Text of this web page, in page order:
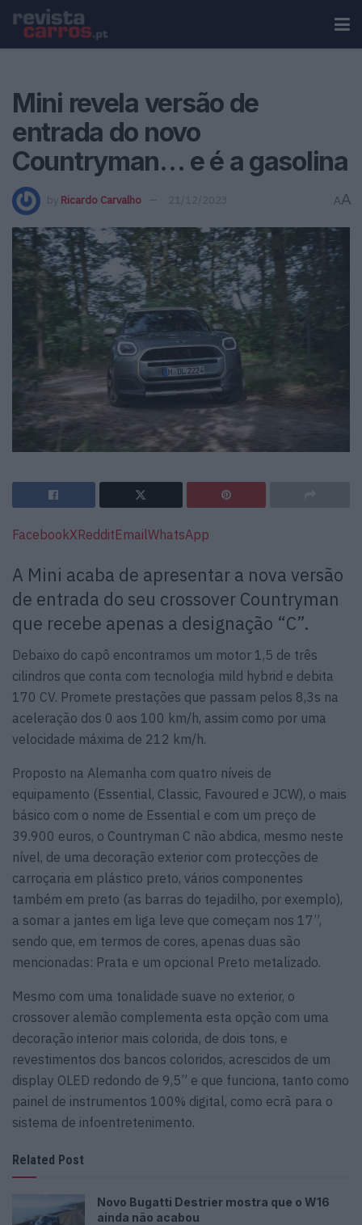
Mini revela versão de
entrada do novo
Countryman… e é a gasolina
by Ricardo Carvalho 21/12/2023 AA
FacebookXRedditEmailWhatsApp
A Mini acaba de apresentar a nova versão
de entrada do seu crossover Countryman
que recebe apenas a designação “C”.
Debaixo do capô encontramos um motor 1,5 de três
cilindros que conta com tecnologia mild hybrid e debita
170 CV. Promete prestações que passam pelos 8,3s na
aceleração dos 0 aos 100 km/h, assim como por uma
velocidade máxima de 212 km/h.
Proposto na Alemanha com quatro níveis de
equipamento (Essential, Classic, Favoured e JCW), o mais
básico com o nome de Essential e com um preço de
39.900 euros, o Countryman C não abdica, mesmo neste
nível, de uma decoração exterior com protecções de
carroçaria em plástico preto, vários componentes
também em preto (as barras do tejadilho, por exemplo),
a somar a jantes em liga leve que começam nos 17”,
sendo que, em termos de cores, apenas duas são
mencionadas: Prata e um opcional Preto metalizado.
Mesmo com uma tonalidade suave no exterior, o
crossover alemão complementa esta opção com uma
decoração interior mais colorida, de dois tons, e
revestimentos dos bancos coloridos, acrescidos de um
display OLED redondo de 9,5” e que funciona, tanto como
painel de instrumentos 100% digital, como ecrã para o
sistema de infoentretenimento.
Related Post
Novo Bugatti Destrier mostra que o W16
ainda não acabou